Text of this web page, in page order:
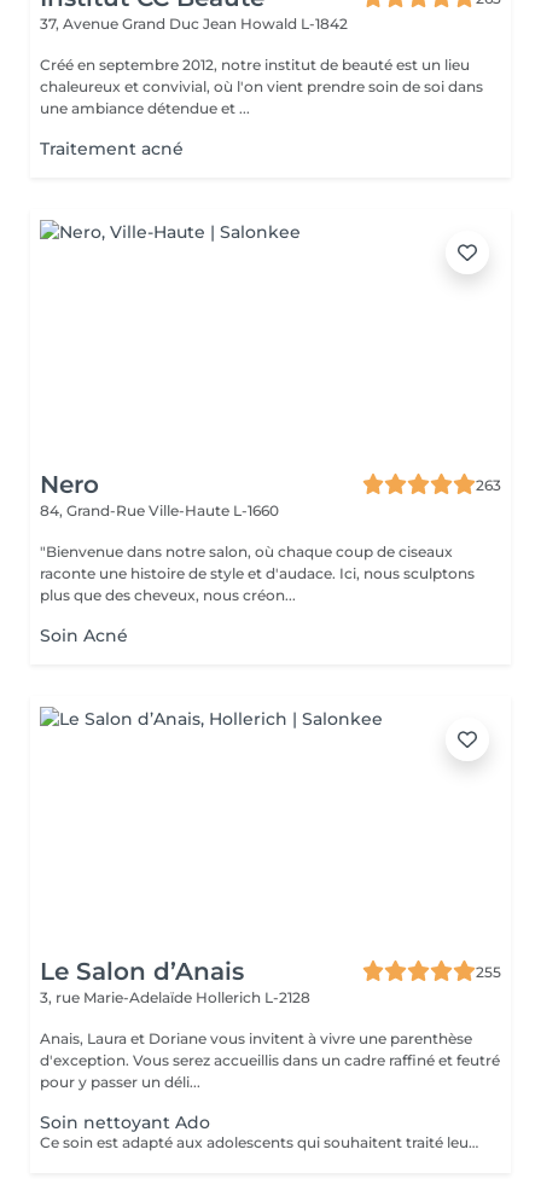
37, Avenue Grand Duc Jean Howald L-1842
Créé en septembre 2012, notre institut de beauté est un lieu
chaleureux et convivial, où l'on vient prendre soin de soi dans
une ambiance détendue et ...
Traitement acné
Nero
263
84, Grand-Rue Ville-Haute L-1660
"Bienvenue dans notre salon, où chaque coup de ciseaux
raconte une histoire de style et d'audace. Ici, nous sculptons
plus que des cheveux, nous créon...
Soin Acné
Le Salon d’Anais
255
3, rue Marie-Adelaïde Hollerich L-2128
Anais, Laura et Doriane vous invitent à vivre une parenthèse
d'exception. Vous serez accueillis dans un cadre raffiné et feutré
pour y passer un déli...
Soin nettoyant Ado
Ce soin est adapté aux adolescents qui souhaitent traité leurs acné ou avoir une peau plus lisse et lumineuse !